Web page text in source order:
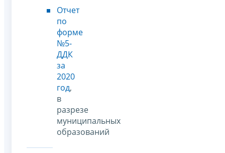
Отчет
по
форме
№5-
ДДК
за
2020
год,
в
разрезе
муниципальных
образований